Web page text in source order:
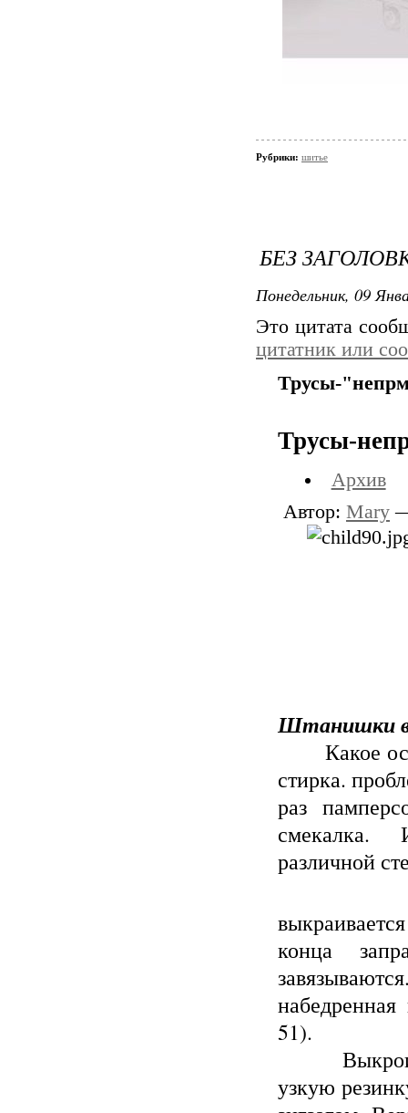
Рубрики: шитье
БЕЗ
Понедельник, 09
Это цитата
цитатник или
Трусы-
Трусы-
Архив
Автор: Mary
Штанишки в
Какое
стирка.
раз
смекалка.
различной
конца
51).
Выкроить
узкую